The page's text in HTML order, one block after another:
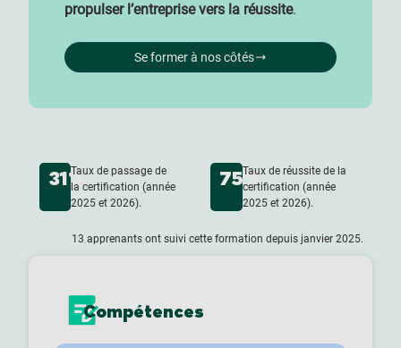
propulser l’entreprise vers la réussite.
Se former à nos côtés
31%Taux de passage de
la certification (année
2025 et 2026).
75%Taux de réussite de la
certification (année
2025 et 2026).
13 apprenants ont suivi cette formation depuis janvier 2025.
Compétences